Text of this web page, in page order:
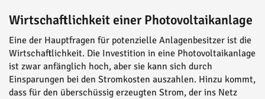
Wirtschaftlichkeit einer Photovoltaikanlage
Eine der Hauptfragen für potenzielle Anlagenbesitzer ist die
Wirtschaftlichkeit. Die Investition in eine Photovoltaikanlage
ist zwar anfänglich hoch, aber sie kann sich durch
Einsparungen bei den Stromkosten auszahlen. Hinzu kommt,
dass für den überschüssig erzeugten Strom, der ins Netz